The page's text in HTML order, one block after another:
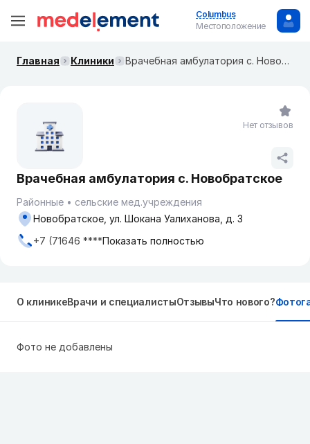
Columbus
Местоположение
Главная Клиники Врачебная амбулатория с. Новобратское
Врачебная амбулатория с. Новобратское
Районные
сельские мед.учреждения
Новобратское, ул. Шокана Уалиханова, д. 3
+7 (71646 ****Показать полностью
Нет отзывов
О клиникеВрачи и специалистыОтзывыЧто нового?
Фото не добавлены